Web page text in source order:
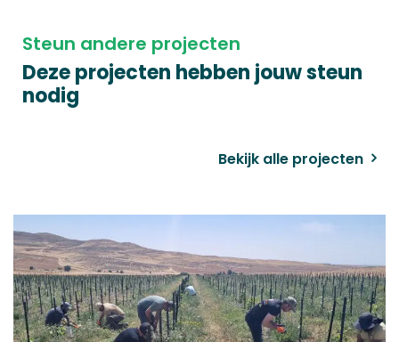
Steun andere projecten
Deze projecten hebben jouw steun
nodig
Bekijk alle projecten